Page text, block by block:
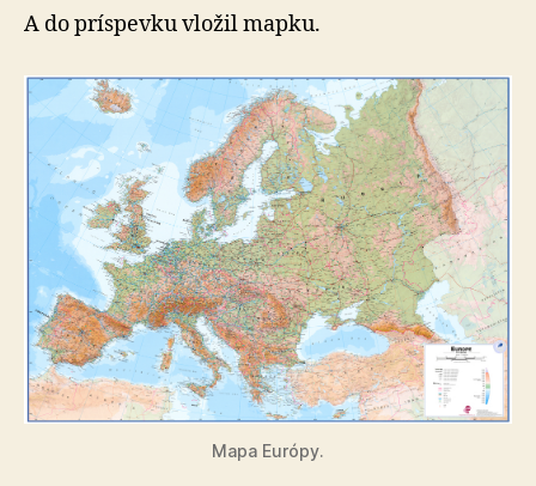
A do príspevku vložil mapku.
Mapa Európy.